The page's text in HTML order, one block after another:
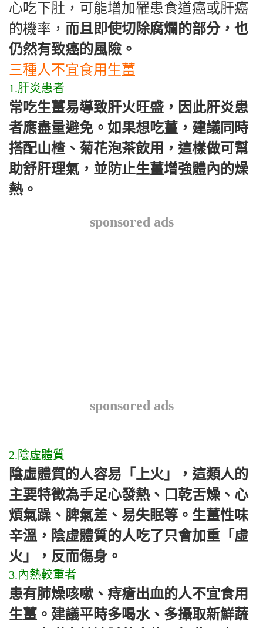
心吃下肚，可能增加罹患食道癌或肝癌
的機率， 而且即使切除腐爛的部分，也
仍然有致癌的風險。
三種人不宜食用生薑
1.肝炎患者
常吃生薑易導致肝火旺盛，因此肝炎患
者應盡量避免。如果想吃薑，建議同時
搭配山楂、菊花泡茶飲用，這樣做可幫
助舒肝理氣，並防止生薑增強體內的燥
熱。
sponsored ads
sponsored ads
2.陰虛體質
陰虛體質的人容易「上火」，這類人的
主要特徵為手足心發熱、口乾舌燥、心
煩氣躁、脾氣差、易失眠等。生薑性味
辛溫，陰虛體質的人吃了只會加重「虛
火」，反而傷身。
3.內熱較重者
患有肺燥咳嗽、痔瘡出血的人不宜食用
生薑。建議平時多喝水、多攝取新鮮蔬